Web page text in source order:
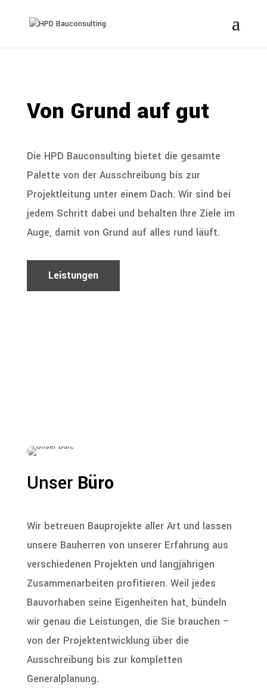
Von Grund auf gut
Die HPD Bauconsulting bietet die gesamte
Palette von der Ausschreibung bis zur
Projektleitung unter einem Dach. Wir sind bei
jedem Schritt dabei und behalten Ihre Ziele im
Auge, damit von Grund auf alles rund läuft.
Leistungen
Unser Büro
Wir betreuen Bauprojekte aller Art und lassen
unsere Bauherren von unserer Erfahrung aus
verschiedenen Projekten und langjährigen
Zusammenarbeiten profitieren. Weil jedes
Bauvorhaben seine Eigenheiten hat, bündeln
wir genau die Leistungen, die Sie brauchen –
von der Projektentwicklung über die
Ausschreibung bis zur kompletten
Generalplanung.